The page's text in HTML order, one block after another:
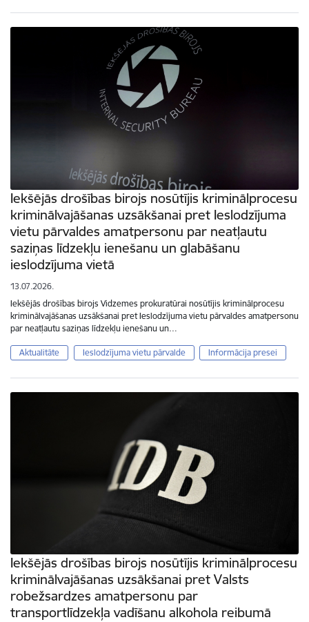
Iekšējās drošības birojs nosūtījis kriminālprocesu
kriminālvajāšanas uzsākšanai pret Ieslodzījuma
vietu pārvaldes amatpersonu par neatļautu
saziņas līdzekļu ienešanu un glabāšanu
ieslodzījuma vietā
13.07.2026.
Iekšējās drošības birojs Vidzemes prokuratūrai nosūtījis kriminālprocesu
kriminālvajāšanas uzsākšanai pret Ieslodzījuma vietu pārvaldes amatpersonu
par neatļautu saziņas līdzekļu ienešanu un…
Aktualitāte Ieslodzījuma vietu pārvalde Informācija presei
Iekšējās drošības birojs nosūtījis kriminālprocesu
kriminālvajāšanas uzsākšanai pret Valsts
robežsardzes amatpersonu par
transportlīdzekļa vadīšanu alkohola reibumā